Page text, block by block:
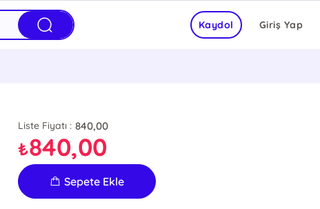
Giriş Yap
Kaydol
Liste Fiyatı : 840,00
₺840,00
Sepete Ekle